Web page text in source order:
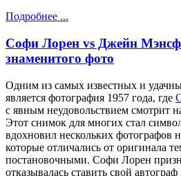
Подробнее ...
Софи Лорен vs Джейн
знаменитого фото
Одним из самых известных и
является фотография 1957 года, где
с явным неудовольствием смотрит
Этот снимок для многих стал
вдохновил нескольких фотографов
которые отличались от оригинала
постановочными. Софи Лорен
отказывалась ставить свой